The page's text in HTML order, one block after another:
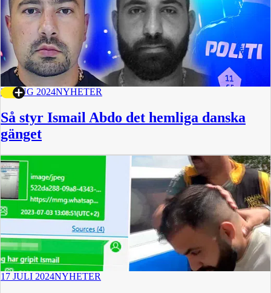
22 AUG 2024NYHETER
Så styr Ismail Abdo det hemliga danska
gänget
17 JULI 2024NYHETER